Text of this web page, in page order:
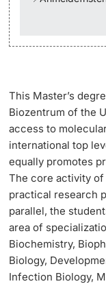
Soziales &
Militär- &
Inklusive
Langes
This Master’s
Biozentrum of the
access to
international top
equally promotes
The core activity of
practical research
parallel, the
area of
Biochemistry,
Biology,
Infection Biology,